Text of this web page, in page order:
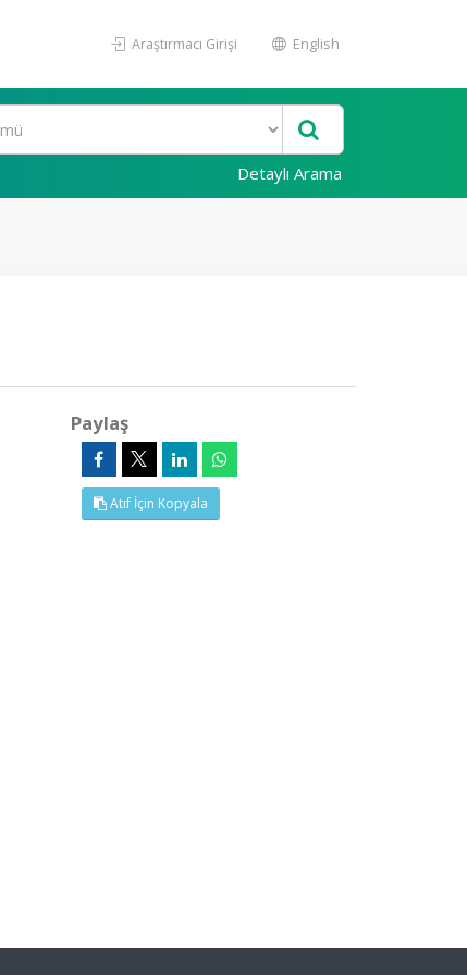
Araştırmacı Girişi English
Detaylı Arama
Paylaş
Atıf İçin Kopyala